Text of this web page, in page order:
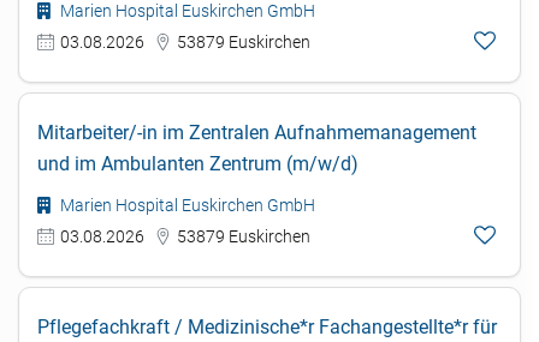
Marien Hospital Euskirchen GmbH
03.08.2026
53879 Euskirchen
Mitarbeiter/-in im Zentralen Aufnahmemanagement
und im Ambulanten Zentrum (m/w/d)
Marien Hospital Euskirchen GmbH
03.08.2026
53879 Euskirchen
Pflegefachkraft / Medizinische*r Fachangestellte*r für